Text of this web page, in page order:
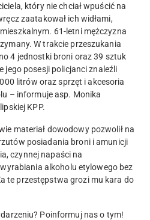
który nie chciał wpuścić na
zaatakował ich widłami,
61-letni mężczyzna
W trakcie przeszukania
4 jednostki broni oraz 39 sztuk
jego posesji policjanci znaleźli
litrów oraz sprzęt i akcesoria
– informuje asp. Monika
KPP.
materiał dowodowy pozwolił na
posiadania broni i amunicji
czynnej napaści na
alkoholu etylowego bez
te przestępstwa grozi mu kara do
Poinformuj nas o tym!